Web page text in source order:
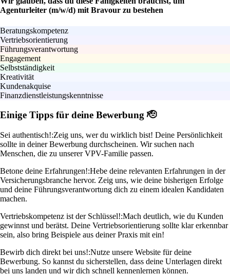
Agenturleiter (m/w/d) mit Bravour zu bestehen
Beratungskompetenz
Vertriebsorientierung
Führungsverantwortung
Engagement
Selbstständigkeit
Kreativität
Kundenakquise
Finanzdienstleistungskenntnisse
Einige Tipps für deine Bewerbung 🫡
Sei authentisch!:Zeig uns, wer du wirklich bist! Deine Persönlichkeit
sollte in deiner Bewerbung durchscheinen. Wir suchen nach
Menschen, die zu unserer VPV-Familie passen.
Betone deine Erfahrungen!:Hebe deine relevanten Erfahrungen in der
Versicherungsbranche hervor. Zeig uns, wie deine bisherigen Erfolge
und deine Führungsverantwortung dich zu einem idealen Kandidaten
machen.
Vertriebskompetenz ist der Schlüssel!:Mach deutlich, wie du Kunden
gewinnst und berätst. Deine Vertriebsorientierung sollte klar erkennbar
sein, also bring Beispiele aus deiner Praxis mit ein!
Bewirb dich direkt bei uns!:Nutze unsere Website für deine
Bewerbung. So kannst du sicherstellen, dass deine Unterlagen direkt
bei uns landen und wir dich schnell kennenlernen können.